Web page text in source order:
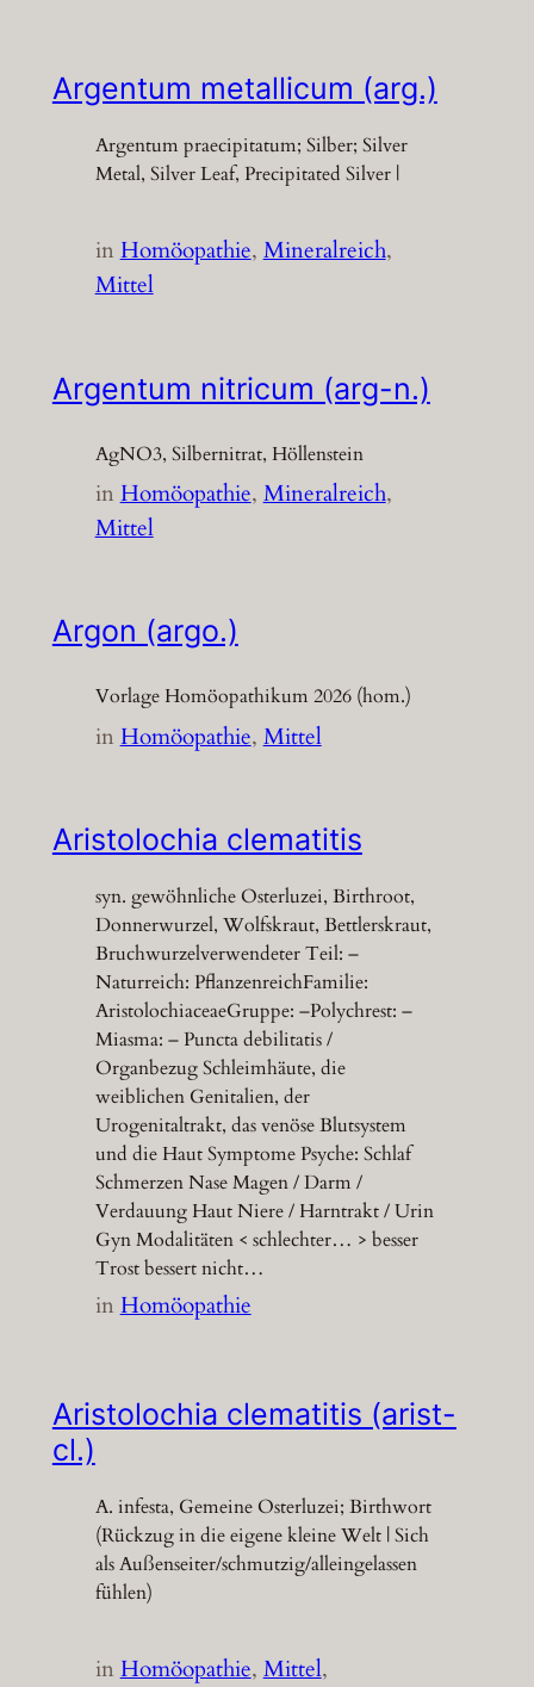
Argentum metallicum (arg.)
Argentum praecipitatum; Silber; Silver
Metal, Silver Leaf, Precipitated Silver |
inHomöopathie, Mineralreich
Mittel
Argentum nitricum (arg-n.)
AgNO3, Silbernitrat, Höllenstein
inHomöopathie, Mineralreich
Mittel
Argon (argo.)
Vorlage Homöopathikum 2026 (hom.)
inHomöopathie, Mittel
Aristolochia clematitis
syn. gewöhnliche Osterluzei, Birthroot,
Donnerwurzel, Wolfskraut, Bettlerskraut,
Bruchwurzelverwendeter Teil: –
Naturreich: PflanzenreichFamilie:
AristolochiaceaeGruppe: –Polychrest: –
Miasma: – Puncta debilitatis /
Organbezug Schleimhäute, die
weiblichen Genitalien, der
Urogenitaltrakt, das venöse Blutsystem
und die Haut Symptome Psyche: Schlaf
Schmerzen Nase Magen / Darm /
Verdauung Haut Niere / Harntrakt / Urin
Gyn Modalitäten < schlechter… > besser
Trost bessert nicht…
inHomöopathie
Aristolochia clematitis (arist-
cl.)
A. infesta, Gemeine Osterluzei; Birthwort
(Rückzug in die eigene kleine Welt | Sich
als Außenseiter/schmutzig/alleingelassen
fühlen)
inHomöopathie, Mittel